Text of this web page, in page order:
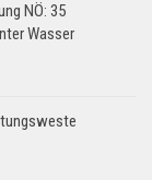
NÖ: 35
Wasser